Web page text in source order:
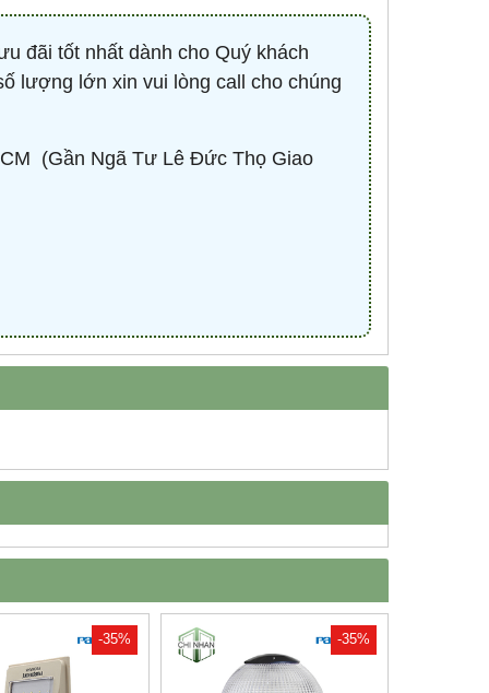
đãi tốt nhất dành cho Quý khách
lượng lớn xin vui lòng call cho chúng
(Gần Ngã Tư Lê Đức Thọ Giao
-35% -35%